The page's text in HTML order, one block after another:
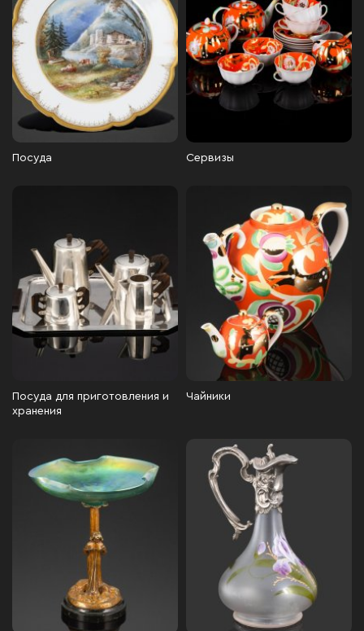
Посуда Сервизы
Посуда для приготовления и
хранения
Чайники